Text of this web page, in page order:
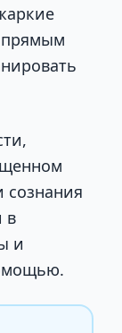
прямым
сознания
в
и